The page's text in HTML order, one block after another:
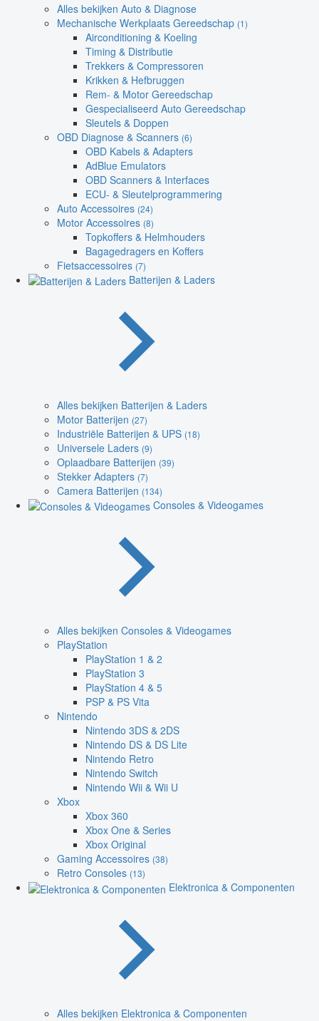
Alles bekijken Auto & Diagnose
Mechanische Werkplaats Gereedschap (1)
Airconditioning & Koeling
Timing & Distributie
Trekkers & Compressoren
Krikken & Hefbruggen
Rem- & Motor Gereedschap
Gespecialiseerd Auto Gereedschap
Sleutels & Doppen
OBD Diagnose & Scanners (6)
OBD Kabels & Adapters
AdBlue Emulators
OBD Scanners & Interfaces
ECU- & Sleutelprogrammering
Auto Accessoires (24)
Motor Accessoires (8)
Topkoffers & Helmhouders
Bagagedragers en Koffers
Fietsaccessoires (7)
Batterijen & Laders
Alles bekijken Batterijen & Laders
Motor Batterijen (27)
Industriële Batterijen & UPS (18)
Universele Laders (9)
Oplaadbare Batterijen (39)
Stekker Adapters (7)
Camera Batterijen (134)
Consoles & Videogames
Alles bekijken Consoles & Videogames
PlayStation
PlayStation 1 & 2
PlayStation 3
PlayStation 4 & 5
PSP & PS Vita
Nintendo
Nintendo 3DS & 2DS
Nintendo DS & DS Lite
Nintendo Retro
Nintendo Switch
Nintendo Wii & Wii U
Xbox
Xbox 360
Xbox One & Series
Xbox Original
Gaming Accessoires (38)
Retro Consoles (13)
Elektronica & Componenten
Alles bekijken Elektronica & Componenten